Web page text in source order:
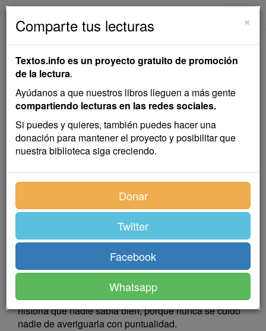
La Cordonera
Emilia Pardo Bazán
Cuento
Todos la recuerdan, porque vivió muchos, muchos
años, y tres generaciones la han visto envejecer
lentamente, en su tienda angosta, entre rollos de
estambre, piezas de pasamanería, rechamantes
galones de oro y plata para casullas, y sartas de almas
de bellotas, de madera torneada, que, colgadas de
clavos, producían, al entrechocarse, un castañetear de
huesecillos de muertos.
Se le conocía perfectamente que debía de haber sido
muy hermosa... ¿Cuándo? Aquí empezaban las
vaguedades y hasta las contradicciones de una
historia que nadie sabía bien, porque nunca se cuidó
nadie de averiguarla con puntualidad.
×
Comparte tus lecturas
Textos.info es un proyecto gratuito de promoción
de la lectura.
Ayúdanos a que nuestros libros lleguen a más gente
compartiendo lecturas en las redes sociales.
Si puedes y quieres, también puedes hacer una
donación para mantener el proyecto y posibilitar que
nuestra biblioteca siga creciendo.
Donar
Twitter
Facebook
Whatsapp